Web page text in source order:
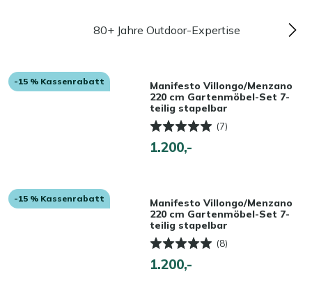
80+ Jahre Outdoor-Expertise
-15 % Kassenrabatt
Manifesto Villongo/Menzano
220 cm Gartenmöbel-Set 7-
teilig stapelbar
(7)
1.200,-
-15 % Kassenrabatt
Manifesto Villongo/Menzano
220 cm Gartenmöbel-Set 7-
teilig stapelbar
(8)
1.200,-